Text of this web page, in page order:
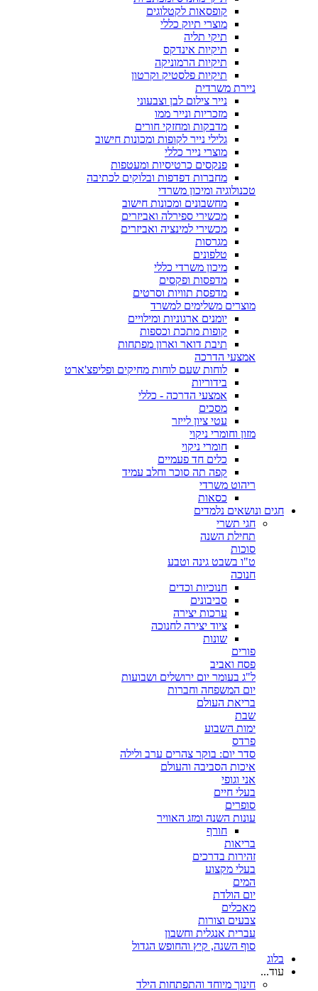
קופסאות לקטלוגים
מוצרי תיוק כללי
תיקי תליה
תיקיות אינדקס
תיקיות הרמוניקה
תיקיות פלסטיק וקרטון
ניירת משרדית
נייר צילום לבן וצבעוני
מזכריות ונייר ממו
מדבקות ומחזקי חורים
גלילי נייר לקופות ומכונות חישוב
מוצרי נייר כללי
פנקסים כרטיסיות ומעטפות
מחברות דפדפות ובלוקים לכתיבה
טכנולוגיה ומיכון משרדי
מחשבונים ומכונות חישוב
מכשירי ספירלה ואביזרים
מכשירי למינציה ואביזרים
מגרסות
טלפונים
מיכון משרדי כללי
מדפסות ופקסים
מדפסת תוויות וסרטים
מוצרים משלימים למשרד
יומנים ארגוניות ומילויים
קופות מתכת וכספות
תיבת דואר וארון מפתחות
אמצעי הדרכה
לוחות שעם לוחות מחיקים ופליפצ'ארט
בידוריות
אמצעי הדרכה - כללי
מסכים
עטי ציון לייזר
מזון וחומרי ניקוי
חומרי ניקוי
כלים חד פעמיים
קפה תה סוכר וחלב עמיד
ריהוט משרדי
כסאות
חגים ונושאים נלמדים
חגי תשרי
תחילת השנה
סוכות
ט"ו בשבט גינה וטבע
חנוכה
חנוכיות וכדים
סביבונים
ערכות יצירה
ציוד יצירה לחנוכה
שונות
פורים
פסח ואביב
ל"ג בעומר יום ירושלים ושבועות
יום המשפחה וחברות
בריאת העולם
שבת
ימות השבוע
פרדס
סדר יום: בוקר צהרים ערב ולילה
איכות הסביבה והעולם
אני וגופי
בעלי חיים
סופרים
עונות השנה ומזג האוויר
חורף
בריאות
זהירות בדרכים
בעלי מקצוע
המים
יום הולדת
מאכלים
צבעים וצורות
עברית אנגלית וחשבון
סוף השנה, קיץ והחופש הגדול
בלוג
עוד...
חינוך מיוחד והתפתחות הילד